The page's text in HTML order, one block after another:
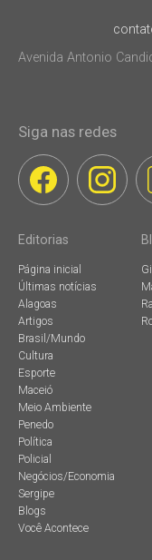
Avenida Antonio
Siga nas redes
Editorias
Página inicial
Últimas notícias
Alagoas
Artigos
Brasil/Mundo
Cultura
Esporte
Maceió
Meio Ambiente
Penedo
Política
Policial
Negócios/Economia
Sergipe
Blogs
Você Acontece